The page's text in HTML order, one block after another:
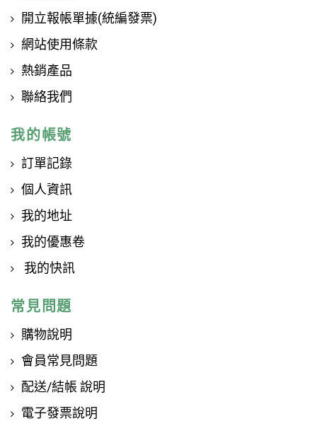
開立報帳單據(統編發票)
網站使用條款
熱銷產品
聯絡我們
我的帳號
訂單記錄
個人資訊
我的地址
我的優惠卷
我的快訊
常見問題
購物說明
會員常見問題
配送/結帳 說明
電子發票說明